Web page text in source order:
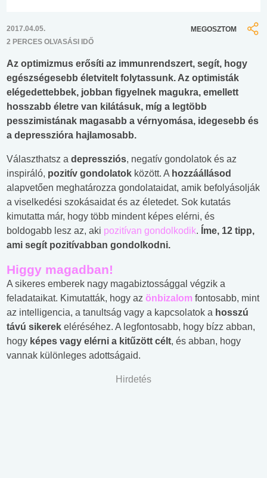
2017.04.05.
2 PERCES OLVASÁSI IDŐ
MEGOSZTOM
Az optimizmus erősíti az immunrendszert, segít, hogy
egészségesebb életvitelt folytassunk. Az optimisták
elégedettebbek, jobban figyelnek magukra, emellett
hosszabb életre van kilátásuk, míg a legtöbb
pesszimistának magasabb a vérnyomása, idegesebb és
a depresszióra hajlamosabb.
Választhatsz a depressziós, negatív gondolatok és az
inspiráló, pozitív gondolatok között. A hozzáállásod
alapvetően meghatározza gondolataidat, amik befolyásolják
a viselkedési szokásaidat és az életedet. Sok kutatás
kimutatta már, hogy több mindent képes elérni, és
boldogabb lesz az, aki pozitívan gondolkodik. Íme, 12 tipp,
ami segít pozitívabban gondolkodni.
Higgy magadban!
A sikeres emberek nagy magabiztossággal végzik a
feladataikat. Kimutatták, hogy az önbizalom fontosabb, mint
az intelligencia, a tanultság vagy a kapcsolatok a hosszú
távú sikerek eléréséhez. A legfontosabb, hogy bízz abban,
hogy képes vagy elérni a kitűzött célt, és abban, hogy
vannak különleges adottságaid.
Hirdetés